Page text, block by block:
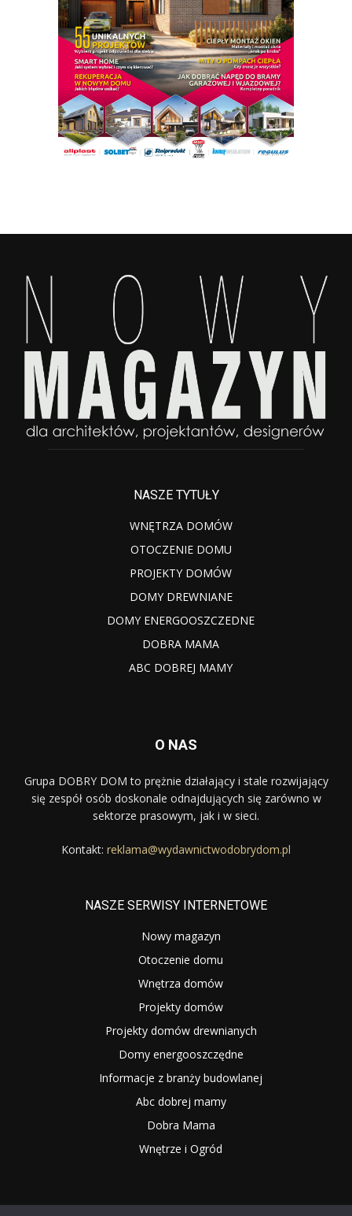
NASZE TYTUŁY
WNĘTRZA DOMÓW
OTOCZENIE DOMU
PROJEKTY DOMÓW
DOMY DREWNIANE
DOMY ENERGOOSZCZEDNE
DOBRA MAMA
ABC DOBREJ MAMY
O NAS
Grupa DOBRY DOM to prężnie działający i stale rozwijający
się zespół osób doskonale odnajdujących się zarówno w
sektorze prasowym, jak i w sieci.
Kontakt: reklama@wydawnictwodobrydom.pl
NASZE SERWISY INTERNETOWE
Nowy magazyn
Otoczenie domu
Wnętrza domów
Projekty domów
Projekty domów drewnianych
Domy energooszczędne
Informacje z branży budowlanej
Abc dobrej mamy
Dobra Mama
Wnętrze i Ogród